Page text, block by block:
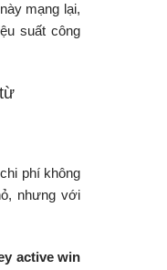
mạng lại,
suất công
phí không
nhưng với
active win